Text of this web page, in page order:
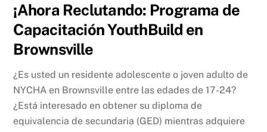
¡Ahora Reclutando: Programa de
Capacitación YouthBuild en
Brownsville
¿Es usted un residente adolescente o joven adulto de
NYCHA en Brownsville entre las edades de 17-24?
¿Está interesado en obtener su diploma de
equivalencia de secundaria (GED) mientras adquiere